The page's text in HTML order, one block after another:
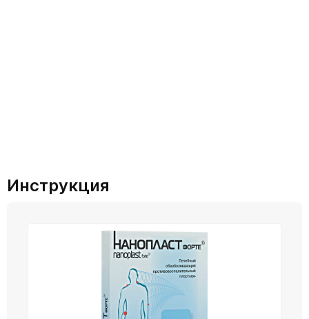
Инструкция